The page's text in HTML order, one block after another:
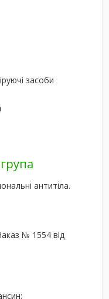
засоби
антитіла.
№ 1554 від